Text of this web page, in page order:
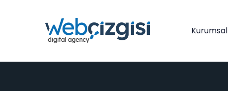
Kurumsal